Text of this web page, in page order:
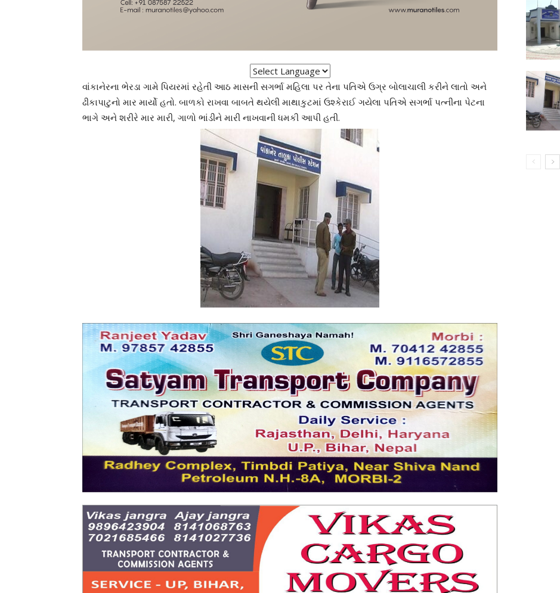
વાંકાનેરના ભેરડા ગામે પિયરમાં રહેતી આઠ માસની સગર્ભા મહિલા પર તેના પતિએ ઉગ્ર બોલાચાલી કરીને લાતો અને
ઢીકાપાટુનો માર માર્યો હતો. બાળકો રાખવા બાબતે થયેલી માથાકુટમાં ઉશ્કેરાઈ ગયેલા પતિએ સગર્ભા પત્નીના પેટના
ભાગે અને શરીરે માર મારી, ગાળો ભાંડીને મારી નાખવાની ધમકી આપી હતી.